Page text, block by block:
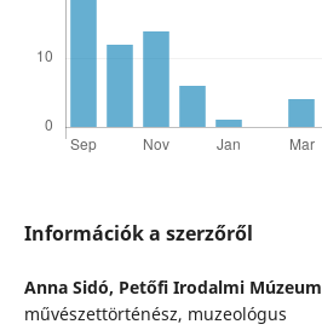
Információk a szerzőről
Anna Sidó, Petőfi Irodalmi Múzeum
művészettörténész, muzeológus